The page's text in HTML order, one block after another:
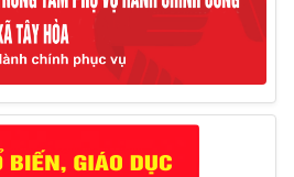
UBND huyện
định kỳ đợt 1 tháng 5/2025 của